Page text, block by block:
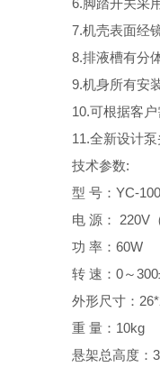
6.脚踏开关采用
7.机壳表面经镜
8.排液槽有分体
9.机身所有安装
10.可根据客户需
11.全新设计泵
技术参数:
型 号：YC-
电 源： 220V（
功 率：60W
转 速：0～
外形尺寸：
重 量：10kg
悬架总高度：